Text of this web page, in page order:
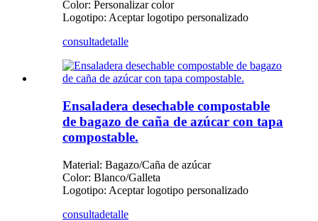
Color: Personalizar color
Logotipo: Aceptar logotipo personalizado
consultadetalle
Ensaladera desechable compostable
de bagazo de caña de azúcar con tapa
compostable.
Material: Bagazo/Caña de azúcar
Color: Blanco/Galleta
Logotipo: Aceptar logotipo personalizado
consultadetalle